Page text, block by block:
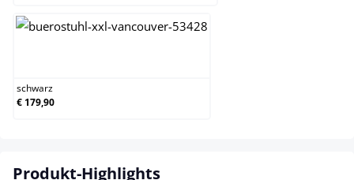
schwarz
€ 179,90
Produkt-Highlights